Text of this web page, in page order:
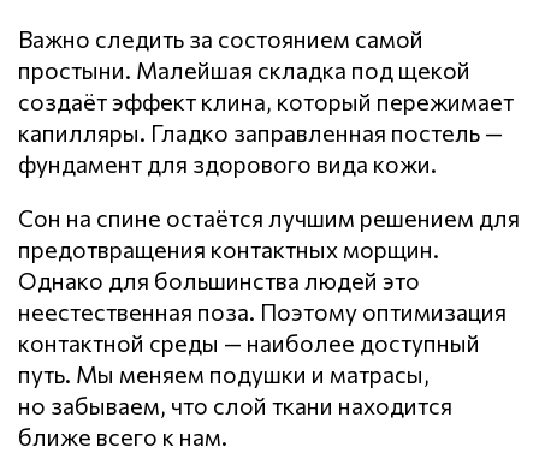
Важно следить за состоянием самой
простыни. Малейшая складка под щекой
создаёт эффект клина, который пережимает
капилляры. Гладко заправленная постель —
фундамент для здорового вида кожи.
Сон на спине остаётся лучшим решением для
предотвращения контактных морщин.
Однако для большинства людей это
неестественная поза. Поэтому оптимизация
контактной среды — наиболее доступный
путь. Мы меняем подушки и матрасы,
но забываем, что слой ткани находится
ближе всего к нам.